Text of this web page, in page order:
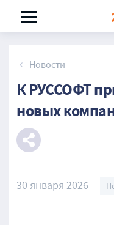
Новости
К РУССОФТ
новых
30 января 2026